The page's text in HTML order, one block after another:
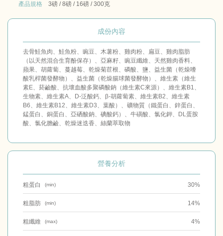
產品規格 3磅 / 8磅 / 16磅 / 300克
成份內容
去骨鮭魚肉、鮭魚粉、豌豆、木薯粉、雞肉粉、扁豆、雞肉脂肪
（以天然混合生育酚保存）、亞麻籽、豌豆纖維、天然雞肉香料、
蘋果、胡蘿蔔、蔓越莓、乾燥菊苣根、磷酸、鹽、益生菌（乾燥嗜
酸乳桿菌發酵物）、益生菌（乾燥腸球菌發酵物）、維生素（維生
素E、菸鹼酸、抗壞血酸多聚磷酸鈉（維生素C來源）、維生素B1、
生物素、維生素A、D-泛酸鈣、β-胡蘿蔔素、維生素B2、維生素
B6、維生素B12、維生素D3、葉酸）、礦物質（鐵蛋白、鋅蛋白、
錳蛋白、銅蛋白、亞硒酸鈉、碘酸鈣）、牛磺酸、氯化鉀、DL蛋胺
酸、氯化膽鹼、乾燥迷迭香、絲蘭萃取物
營養分析
粗蛋白 (min) 30%
粗脂肪 (min) 14%
粗纖維 (max) 4%